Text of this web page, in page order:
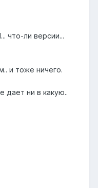
что-ли версии...
и тоже ничего.
дает ни в какую..